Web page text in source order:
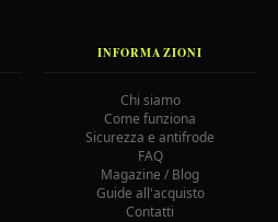
INFORMAZIONI
Chi siamo
Come funziona
Sicurezza e antifrode
FAQ
Magazine / Blog
Guide all'acquisto
Contatti